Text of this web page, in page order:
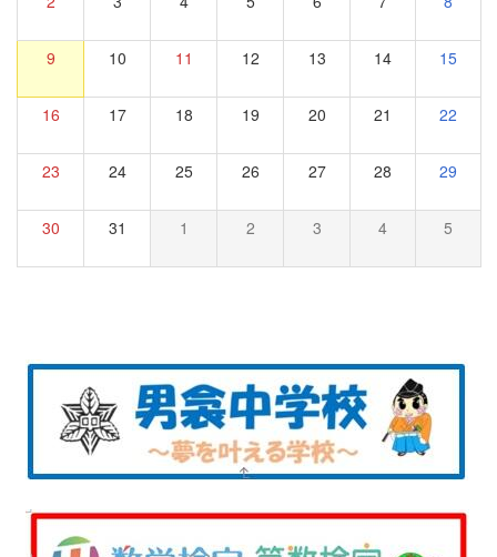
9 10 11 12 13 14 15
16 17 18 19 20 21 22
23 24 25 26 27 28 29
30 31 1 2 3 4 5